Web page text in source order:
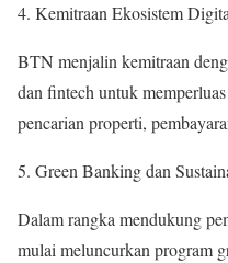
Kemitraan Ekosistem
BTN menjalin kemitraan
dan fintech untuk
pencarian properti,
Green Banking dan
Dalam rangka mendukung
mulai meluncurkan program